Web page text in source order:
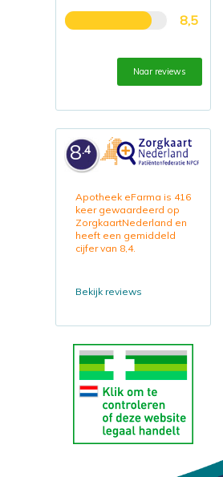
8,5
Naar reviews
8.4
Apotheek eFarma is 416
keer gewaardeerd op
ZorgkaartNederland en
heeft een gemiddeld
cijfer van 8,4.
Bekijk reviews